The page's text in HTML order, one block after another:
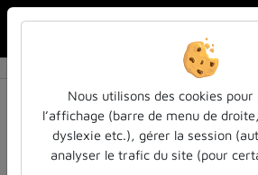
Résultats de la
Filtres actifs (cliquer pour en retirer) :
Français
arbre cours-formations
Nous utilisons des cookies pour
l’affichage (barre de menu de
dyslexie etc.), gérer la session
analyser le trafic du site (pour